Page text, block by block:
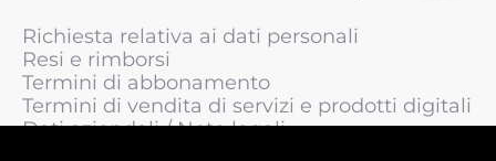
Richiesta relativa ai dati personali
Resi e rimborsi
Termini di abbonamento
Termini di vendita di servizi e prodotti digitali
Dati aziendali / Note legali